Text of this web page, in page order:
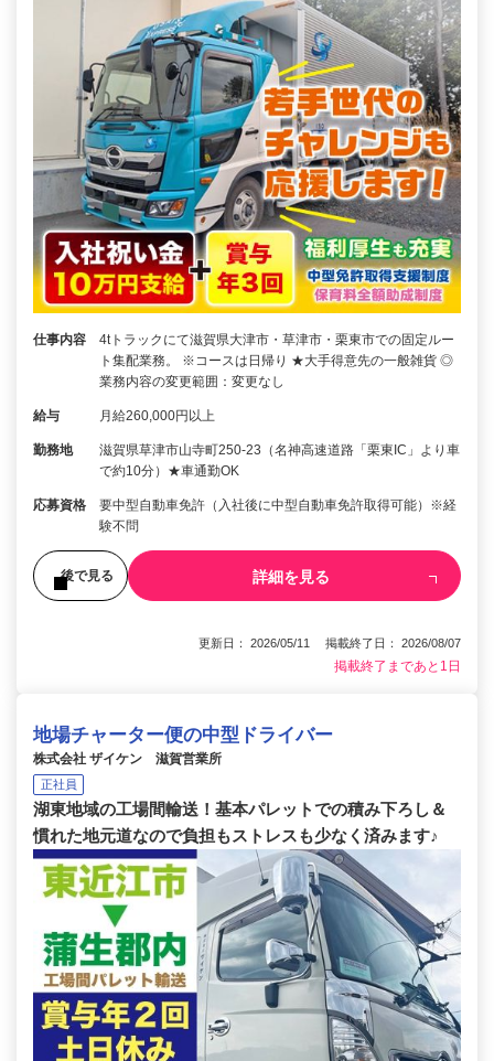
仕事内容
4tトラックにて滋賀県大津市・草津市・栗東市での固定ルー
ト集配業務。 ※コースは日帰り ★大手得意先の一般雑貨 ◎
業務内容の変更範囲：変更なし
給与 月給260,000円以上
勤務地
滋賀県草津市山寺町250-23（名神高速道路「栗東IC」より車
で約10分）★車通勤OK
応募資格
要中型自動車免許（入社後に中型自動車免許取得可能）※経
験不問
後で見る 詳細を見る
更新日： 2026/05/11 掲載終了日： 2026/08/07
掲載終了まであと1日
地場チャーター便の中型ドライバー
株式会社 ザイケン 滋賀営業所
正社員
湖東地域の工場間輸送！基本パレットでの積み下ろし＆
慣れた地元道なので負担もストレスも少なく済みます♪